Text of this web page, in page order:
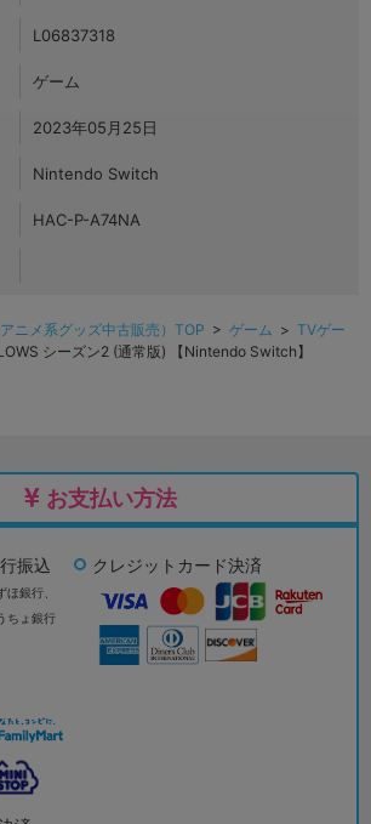
L06837318
ゲーム
2023年05月25日
Nintendo Switch
HAC-P-A74NA
ニメ系グッズ中古販売）TOP > ゲーム > TVゲー
シーズン2 (通常版) 【Nintendo Switch】
お支払い方法
振込
ほ銀行、
ちょ銀行
クレジットカード決済